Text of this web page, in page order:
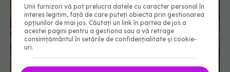
Unii furnizori vă pot prelucra datele cu caracter personal în
interes legitim, față de care puteți obiecta prin gestionarea
opțiunilor de mai jos. Căutați un link în partea de jos a
acestei pagini pentru a gestiona sau a vă retrage
consimțământul în setările de confidențialitate și cookie-
uri.